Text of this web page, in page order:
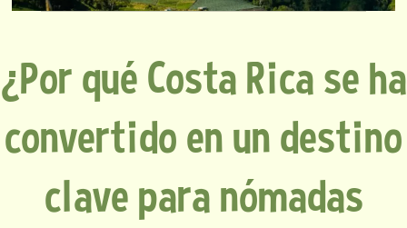
¿Por qué Costa Rica se ha
convertido en un destino
clave para nómadas